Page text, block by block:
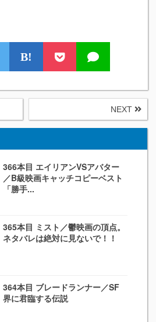
B!
NEXT
366本目 エイリアンVSアバター
／B級映画キャッチコピーベスト
「勝手...
365本目 ミスト／鬱映画の頂点。
ネタバレは絶対に見ないで！！
364本目 ブレードランナー／SF
界に君臨する伝説